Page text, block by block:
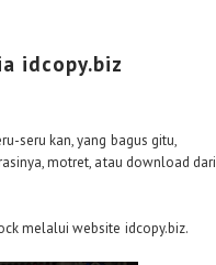
idcopy.biz
seru kan, yang bagus gitu,
motret, atau download dari
melalui website idcopy.biz.